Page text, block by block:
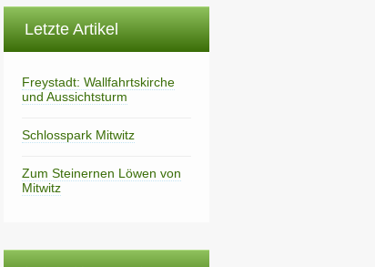
Letzte Artikel
Freystadt: Wallfahrtskirche
und Aussichtsturm
Schlosspark Mitwitz
Zum Steinernen Löwen von
Mitwitz